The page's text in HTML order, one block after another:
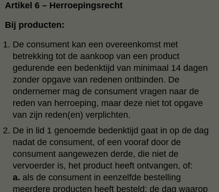
Artikel 6 – Herroepingsrecht
Bij producten:
De consument kan een overeenkomst met
betrekking tot de aankoop van een product
gedurende een bedenktijd van minimaal 14 dagen
zonder opgave van redenen ontbinden. De
ondernemer mag de consument vragen naar de
reden van herroeping, maar deze niet tot opgave
van zijn reden(en) verplichten.
De in lid 1 genoemde bedenktijd gaat in op de dag
nadat de consument, of een vooraf door de
consument aangewezen derde, die niet de
vervoerder is, het product heeft ontvangen, of:
a. als de consument in eenzelfde bestelling
meerdere producten heeft besteld: de dag waarop